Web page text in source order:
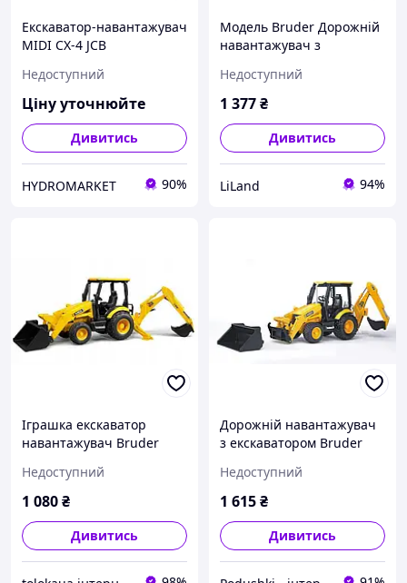
Екскаватор-навантажувач
MIDI CX-4 JCB
Недоступний
Ціну уточнюйте
Дивитись
HYDROMARKET 90%
Модель Bruder Дорожній
навантажувач з
1:16 (02427)
Недоступний
1 377₴
Дивитись
LiLand 94%
Іграшка екскаватор
навантажувач Bruder
Недоступний
1 080₴
Дивитись
Дорожній навантажувач
з екскаватором Bruder
Недоступний
1 615₴
Дивитись